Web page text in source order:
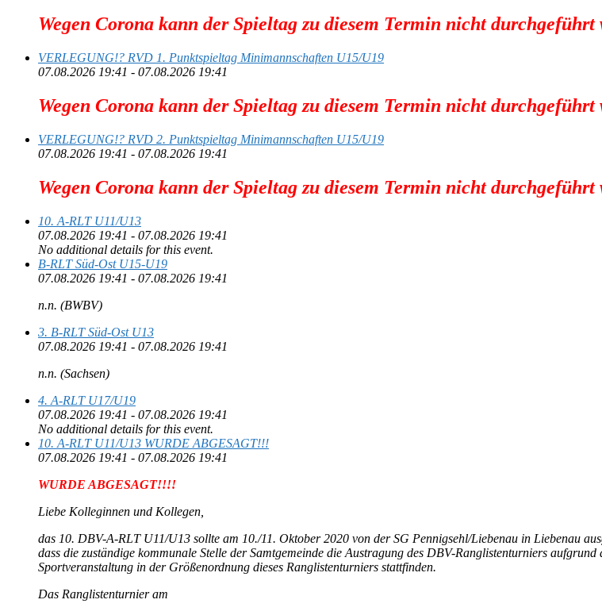
Wegen Corona kann der Spieltag zu diesem Termin nicht durchgeführt
VERLEGUNG!? RVD 1. Punktspieltag Minimannschaften U15/U19
07.08.2026 19:41 - 07.08.2026 19:41
Wegen Corona kann der Spieltag zu diesem Termin nicht durchgeführt
VERLEGUNG!? RVD 2. Punktspieltag Minimannschaften U15/U19
07.08.2026 19:41 - 07.08.2026 19:41
Wegen Corona kann der Spieltag zu diesem Termin nicht durchgeführt
10. A-RLT U11/U13
07.08.2026 19:41 - 07.08.2026 19:41
No additional details for this event.
B-RLT Süd-Ost U15-U19
07.08.2026 19:41 - 07.08.2026 19:41
n.n. (BWBV)
3. B-RLT Süd-Ost U13
07.08.2026 19:41 - 07.08.2026 19:41
n.n. (Sachsen)
4. A-RLT U17/U19
07.08.2026 19:41 - 07.08.2026 19:41
No additional details for this event.
10. A-RLT U11/U13 WURDE ABGESAGT!!!
07.08.2026 19:41 - 07.08.2026 19:41
WURDE ABGESAGT!!!!
Liebe Kolleginnen und Kollegen,
das 10. DBV-A-RLT U11/U13 sollte am 10./11. Oktober 2020 von der SG Pennigsehl/Liebenau in Liebenau
dass die zuständige kommunale Stelle der Samtgemeinde die Austragung des DBV-Ranglistenturniers
Sportveranstaltung in der Größenordnung dieses Ranglistenturniers stattfinden.
Das Ranglistenturnier am